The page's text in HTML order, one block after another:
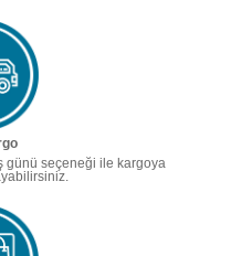
günü seçeneği ile kargoya